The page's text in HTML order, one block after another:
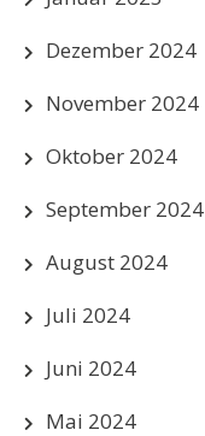
Dezember 2024
November 2024
Oktober 2024
September 2024
August 2024
Juli 2024
Juni 2024
Mai 2024